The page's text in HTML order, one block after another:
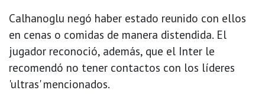
Calhanoglu negó haber estado reunido con ellos
en cenas o comidas de manera distendida. El
jugador reconoció, además, que el Inter le
recomendó no tener contactos con los líderes
'ultras' mencionados.